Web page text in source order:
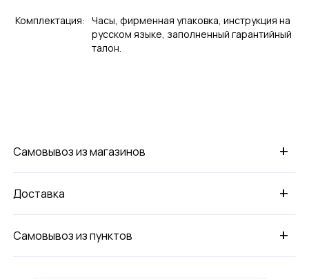
Комплектация: Часы, фирменная упаковка, инструкция на
русском языке, заполненный гарантийный
талон.
+
Самовывоз из магазинов
+
Доставка
+
Самовывоз из пунктов